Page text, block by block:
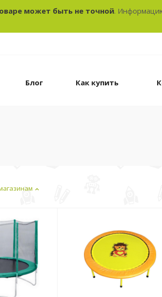
может быть не точной.
Блог Как купить